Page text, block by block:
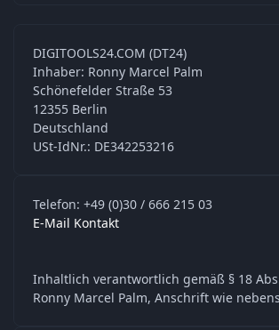
DIGITOOLS24.COM (DT24)
Inhaber: Ronny Marcel Palm
Schönefelder Straße 53
12355 Berlin
Deutschland
USt-IdNr.: DE342253216
Telefon: +49 (0)30 / 666 215 03
E-Mail Kontakt
Inhaltlich verantwortlich gemäß § 18
Ronny Marcel Palm, Anschrift wie